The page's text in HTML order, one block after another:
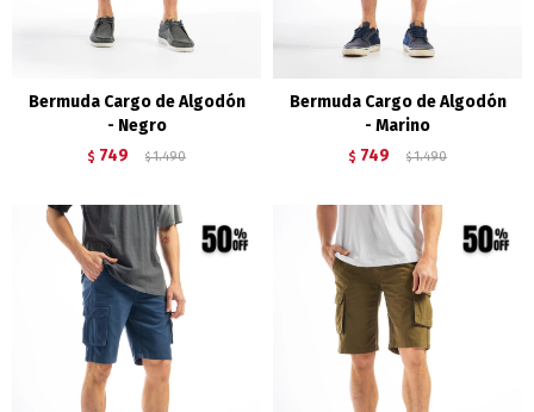
Bermuda Cargo de Algodón
- Negro
$ 749 $ 1.490
Bermuda Cargo de Algodón
- Marino
$ 749 $ 1.490